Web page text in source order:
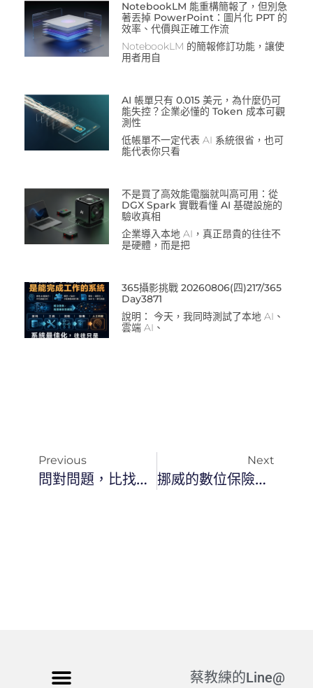
NotebookLM 能重構簡報了，但別急
著丟掉 PowerPoint：圖片化 PPT 的
效率、代價與正確工作流
NotebookLM 的簡報修訂功能，讓使
用者用自
AI 帳單只有 0.015 美元，為什麼仍可
能失控？企業必懂的 Token 成本可觀
測性
低帳單不一定代表 AI 系統很省，也可
能代表你只看
不是買了高效能電腦就叫高可用：從
DGX Spark 實戰看懂 AI 基礎設施的
驗收真相
企業導入本地 AI，真正昂貴的往往不
是硬體，而是把
365攝影挑戰 20260806(四)217/365
Day3871
說明： 今天，我同時測試了本地 AI、
雲端 AI、
Previous
問對問題，比找到答案更重要：蔡教練的高效提問術
Next
挪威的數位保險箱：從保存資料到保護文明記憶
蔡教練的Line@